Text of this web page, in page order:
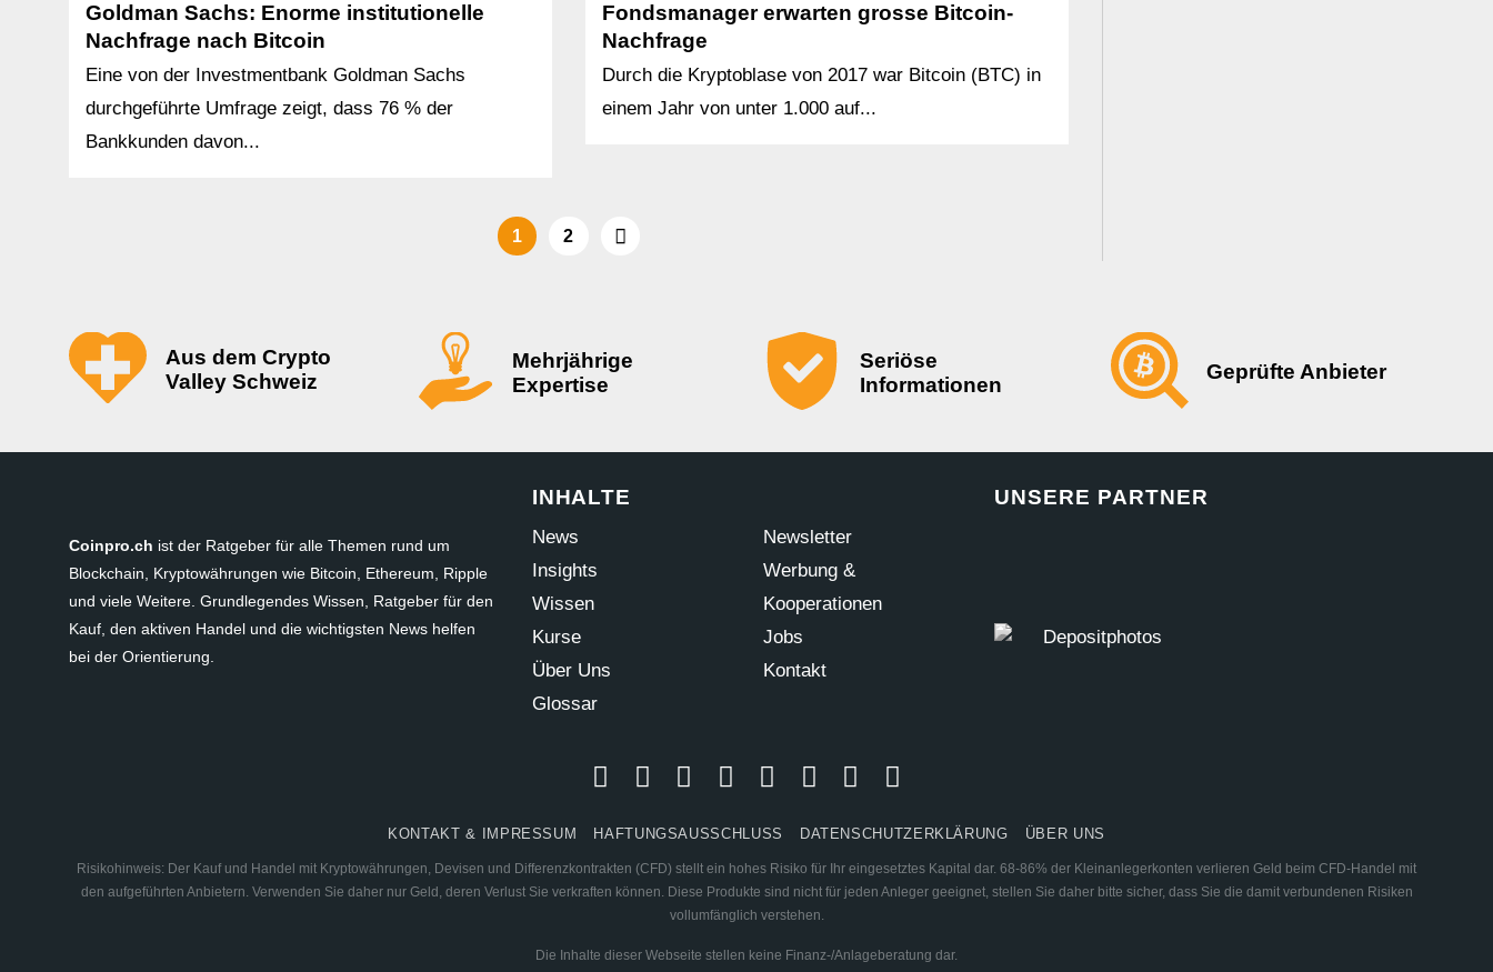
Goldman Sachs: Enorme institutionelle
Nachfrage nach Bitcoin
Eine von der Investmentbank Goldman Sachs
durchgeführte Umfrage zeigt, dass 76 % der
Bankkunden davon...
Fondsmanager erwarten grosse Bitcoin-
Nachfrage
Durch die Kryptoblase von 2017 war Bitcoin (BTC) in
einem Jahr von unter 1.000 auf...
1 2
Aus dem Crypto
Valley Schweiz
Mehrjährige
Expertise
Seriöse
Informationen
Geprüfte Anbieter
Coinpro.ch ist der Ratgeber für alle Themen rund um
Blockchain, Kryptowährungen wie Bitcoin, Ethereum, Ripple
und viele Weitere. Grundlegendes Wissen, Ratgeber für den
Kauf, den aktiven Handel und die wichtigsten News helfen
bei der Orientierung.
INHALTE
News
Insights
Wissen
Kurse
Über Uns
Glossar
Newsletter
Werbung &
Kooperationen
Jobs
Kontakt
UNSERE PARTNER
KONTAKT & IMPRESSUM HAFTUNGSAUSSCHLUSS DATENSCHUTZERKLÄRUNG ÜBER UNS
Risikohinweis: Der Kauf und Handel mit Kryptowährungen, Devisen und Differenzkontrakten (CFD) stellt ein hohes Risiko für Ihr eingesetztes Kapital dar. 68-86% der Kleinanlegerkonten verlieren Geld beim CFD-Handel mit
den aufgeführten Anbietern. Verwenden Sie daher nur Geld, deren Verlust Sie verkraften können. Diese Produkte sind nicht für jeden Anleger geeignet, stellen Sie daher bitte sicher, dass Sie die damit verbundenen Risiken
vollumfänglich verstehen.
Die Inhalte dieser Webseite stellen keine Finanz-/Anlageberatung dar.